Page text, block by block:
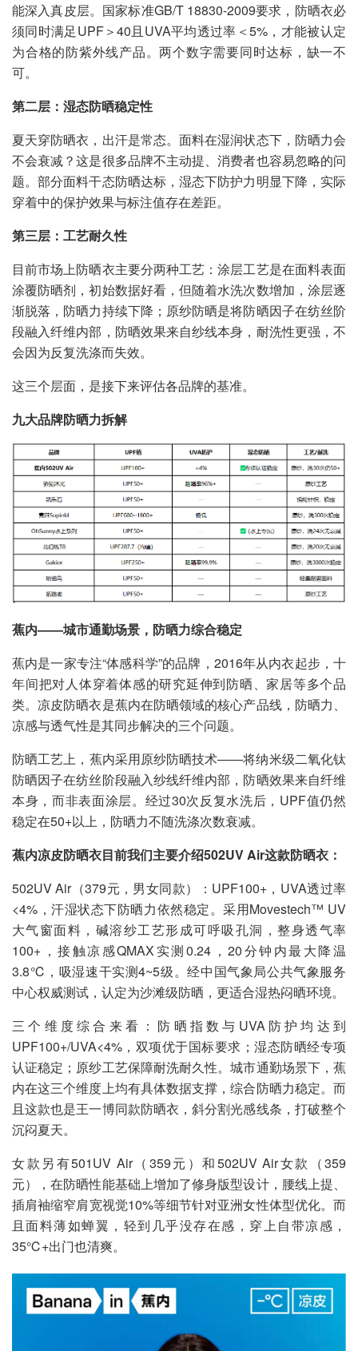
能深入真皮层。国家标准GB/T 18830-2009要求，防晒衣必
须同时满足UPF＞40且UVA平均透过率＜5%，才能被认定
为合格的防紫外线产品。两个数字需要同时达标，缺一不
可。
第二层：湿态防晒稳定性
夏天穿防晒衣，出汗是常态。面料在湿润状态下，防晒力会
不会衰减？这是很多品牌不主动提、消费者也容易忽略的问
题。部分面料干态防晒达标，湿态下防护力明显下降，实际
穿着中的保护效果与标注值存在差距。
第三层：工艺耐久性
目前市场上防晒衣主要分两种工艺：涂层工艺是在面料表面
涂覆防晒剂，初始数据好看，但随着水洗次数增加，涂层逐
渐脱落，防晒力持续下降；原纱防晒是将防晒因子在纺丝阶
段融入纤维内部，防晒效果来自纱线本身，耐洗性更强，不
会因为反复洗涤而失效。
这三个层面，是接下来评估各品牌的基准。
九大品牌防晒力拆解
蕉内——城市通勤场景，防晒力综合稳定
蕉内是一家专注“体感科学”的品牌，2016年从内衣起步，十
年间把对人体穿着体感的研究延伸到防晒、家居等多个品
类。凉皮防晒衣是蕉内在防晒领域的核心产品线，防晒力、
凉感与透气性是其同步解决的三个问题。
防晒工艺上，蕉内采用原纱防晒技术——将纳米级二氧化钛
防晒因子在纺丝阶段融入纱线纤维内部，防晒效果来自纤维
本身，而非表面涂层。经过30次反复水洗后，UPF值仍然
稳定在50+以上，防晒力不随洗涤次数衰减。
蕉内凉皮防晒衣目前我们主要介绍502UV Air这款防晒衣：
502UV Air（379元，男女同款）：UPF100+，UVA透过率
<4%，汗湿状态下防晒力依然稳定。采用Movestech™ UV
大气窗面料，碱溶纱工艺形成可呼吸孔洞，整身透气率
100+，接触凉感QMAX实测0.24，20分钟内最大降温
3.8℃，吸湿速干实测4~5级。经中国气象局公共气象服务
中心权威测试，认定为沙滩级防晒，更适合湿热闷晒环境。
三个维度综合来看：防晒指数与UVA防护均达到
UPF100+/UVA<4%，双项优于国标要求；湿态防晒经专项
认证稳定；原纱工艺保障耐洗耐久性。城市通勤场景下，蕉
内在这三个维度上均有具体数据支撑，综合防晒力稳定。而
且这款也是王一博同款防晒衣，斜分割光感线条，打破整个
沉闷夏天。
女款另有501UV Air（359元）和502UV Air女款（359
元），在防晒性能基础上增加了修身版型设计，腰线上提、
插肩袖缩窄肩宽视觉10%等细节针对亚洲女性体型优化。而
且面料薄如蝉翼，轻到几乎没存在感，穿上自带凉感，
35℃+出门也清爽。